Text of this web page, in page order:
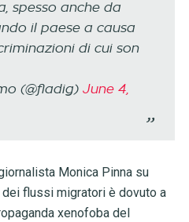
spesso anche da
il paese a causa
di cui son
(@fladig) June 4,
Monica Pinna su
flussi migratori è dovuto a
xenofoba del